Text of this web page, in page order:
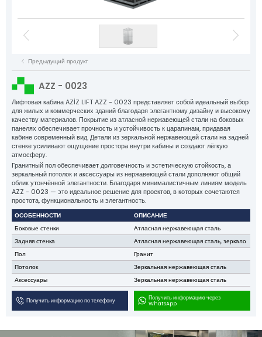
Aziz Lift
Сила за каждым лифтом
О КОМПАНИИ
ПРОДУКЦИЯ
ПРОИЗВОДСТВО
КАЧЕСТВО
КАТАЛОГ
КОНТАКТ
кабели NYAF
Верёвочные наконечники
Зажимы литых направляющих туфлей
Балансировочная цепь и аксессуары
Пластиковые компоненты
Лифтовые запасные части
Все права защищены. Все тексты и изображения, размещённые на нашем сайте, принадлежат
Aziz Lift, и их несанкционированное использование преследуется по закону.
Предыдущий продукт
AZZ - 0023
Лифтовая кабина AZİZ LIFT AZZ - 0023 представляет собой идеальный выбор
для жилых и коммерческих зданий благодаря элегантному дизайну и высокому
качеству материалов. Покрытие из атласной нержавеющей стали на боковых
панелях обеспечивает прочность и устойчивость к царапинам, придавая
кабине современный вид. Детали из зеркальной нержавеющей стали на задней
стенке усиливают ощущение простора внутри кабины и создают лёгкую
атмосферу.
Гранитный пол обеспечивает долговечность и эстетическую стойкость, а
зеркальный потолок и аксессуары из нержавеющей стали дополняют общий
облик утончённой элегантности. Благодаря минималистичным линиям модель
AZZ - 0023 — это идеальное решение для проектов, в которых сочетаются
простота, функциональность и элегантность.
ОСОБЕННОСТИ
ОПИСАНИЕ
Боковые стенки
Атласная нержавеющая сталь
Задняя стенка
Атласная нержавеющая сталь, зеркало
Пол
Гранит
Потолок
Зеркальная нержавеющая сталь
Аксессуары
Зеркальная нержавеющая сталь
Получить информацию по телефону
Получить информацию через
WhatsApp